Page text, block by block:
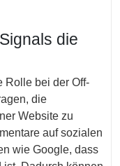
die
Rolle bei der Off-
die
Website zu
auf sozialen
wie Google, dass